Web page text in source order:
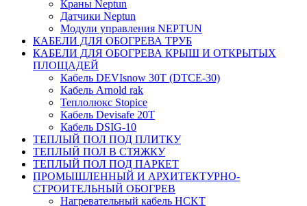
Краны Neptun
Датчики Neptun
Модули управления NEPTUN
КАБЕЛИ ДЛЯ ОБОГРЕВА ТРУБ
КАБЕЛИ ДЛЯ ОБОГРЕВА КРЫШ И ОТКРЫТЫХ
ПЛОЩАДЕЙ
Кабель DEVIsnow 30Т (DTCE-30)
Кабель Arnold rak
Теплолюкс Stopice
Кабель Devisafe 20T
Кабель DSIG-10
ТЕПЛЫЙ ПОЛ ПОД ПЛИТКУ
ТЕПЛЫЙ ПОЛ В СТЯЖКУ
ТЕПЛЫЙ ПОЛ ПОД ПАРКЕТ
ПРОМЫШЛЕННЫЙ И АРХИТЕКТУРНО-
СТРОИТЕЛЬНЫЙ ОБОГРЕВ
Нагревательный кабель НCKТ